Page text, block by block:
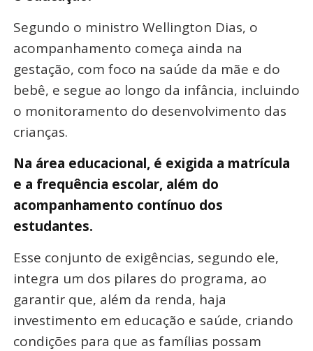
Segundo o ministro Wellington Dias, o
acompanhamento começa ainda na
gestação, com foco na saúde da mãe e do
bebê, e segue ao longo da infância, incluindo
o monitoramento do desenvolvimento das
crianças.
Na área educacional, é exigida a matrícula
e a frequência escolar, além do
acompanhamento contínuo dos
estudantes.
Esse conjunto de exigências, segundo ele,
integra um dos pilares do programa, ao
garantir que, além da renda, haja
investimento em educação e saúde, criando
condições para que as famílias possam